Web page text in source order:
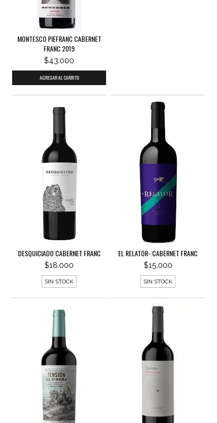
MONTESCO PIEFRANC CABERNET
FRANC 2019
$43.000
DESQUICIADO CABERNET FRANC
$18.000
SIN STOCK
EL RELATOR- CABERNET FRANC
$15.000
SIN STOCK